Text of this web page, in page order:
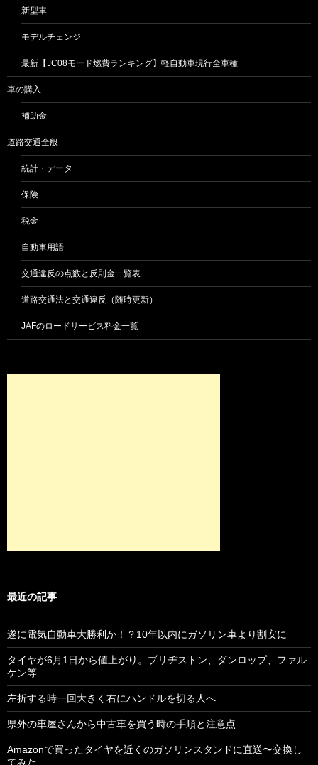
新型車
モデルチェンジ
最新【JC08モード燃費ランキング】軽自動車現行全車種
車の購入
補助金
道路交通全般
統計・データ
保険
税金
自動車用語
交通違反の点数と反則金一覧表
道路交通法と交通違反（随時更新）
JAFのロードサービス料金一覧
最近の記事
遂に電気自動車大勝利か！？10年以内にガソリン車より割安に
タイヤが6月1日から値上がり。ブリヂストン、ダンロップ、ファル
ケン等
左折する時一回大きく右にハンドルを切る人へ
県外の車屋さんから中古車を買う時の手順と注意点
Amazonで買ったタイヤを近くのガソリンスタンドに直送〜交換し
てみた